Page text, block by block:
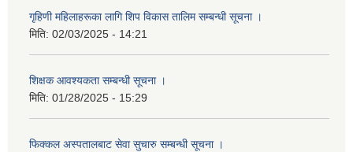
गृहिणी महिलाहरूका लागि शिप विकास तालिम सम्बन्धी सूचना ‌।
मिति: 02/03/2025 - 14:21
शिक्षक आवश्यकता सम्बन्धी सूचना ।
मिति: 01/28/2025 - 15:29
फिक्कल अस्पतालबाट सेवा सुचारु सम्बन्धी सूचना ।